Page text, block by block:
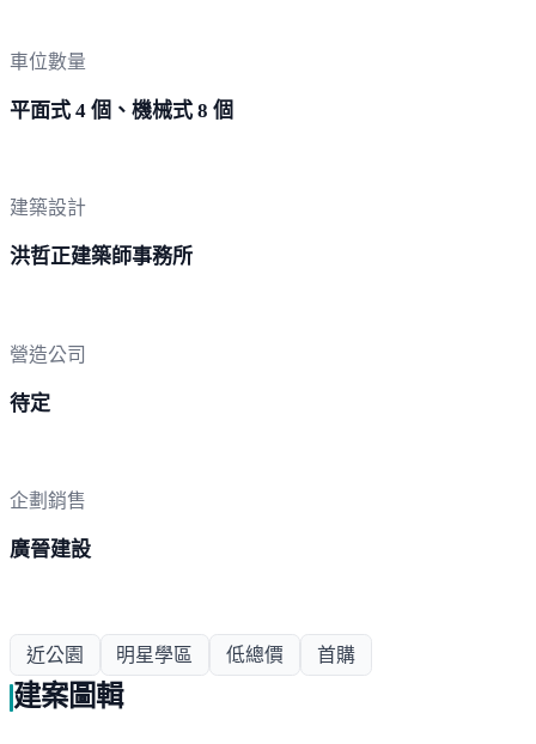
車位數量
平面式 4 個、機械式 8 個
建築設計
洪哲正建築師事務所
營造公司
待定
企劃銷售
廣晉建設
近公園 明星學區 低總價 首購
建案圖輯